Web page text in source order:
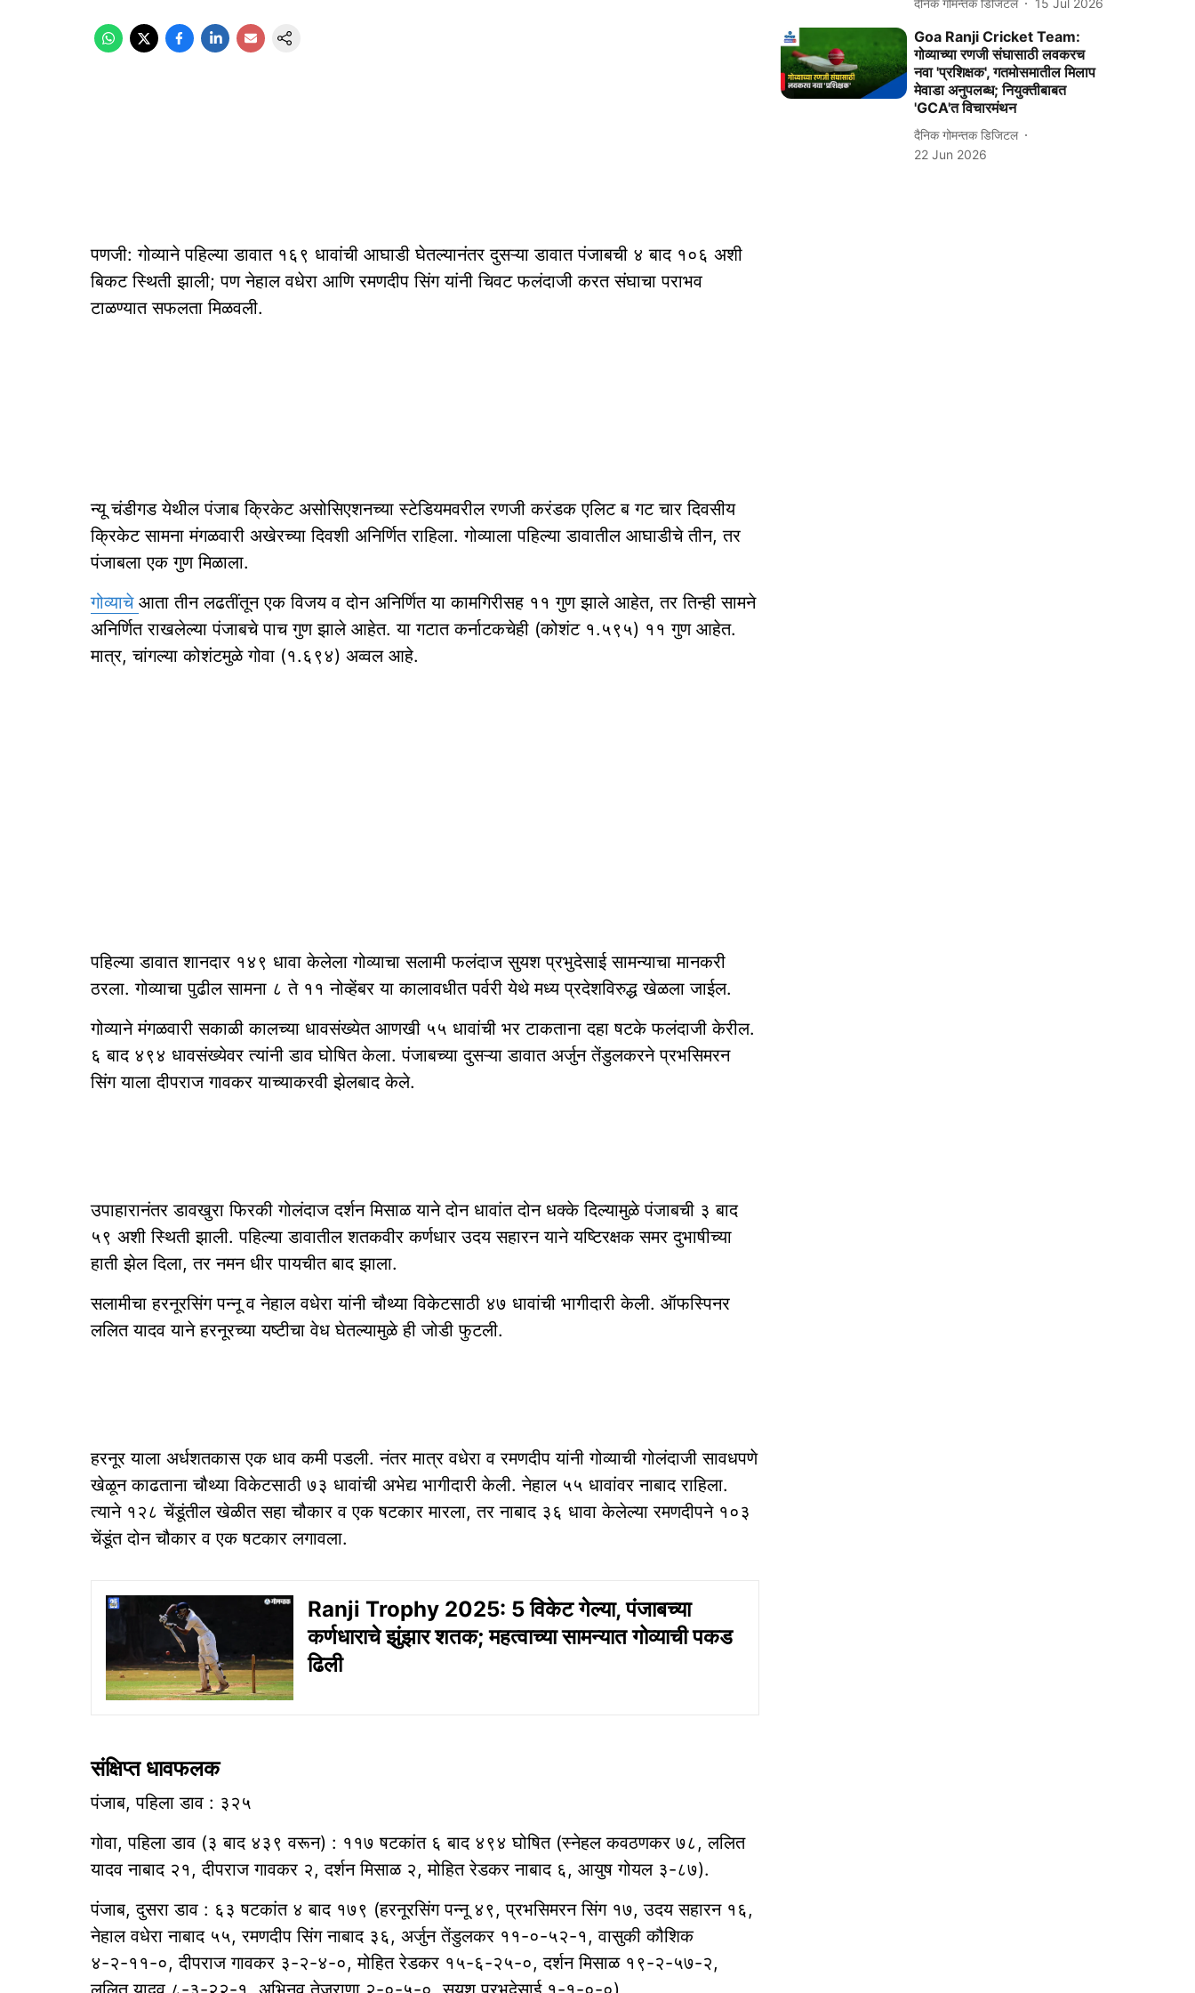
पणजी: गोव्याने पहिल्या डावात १६९ धावांची आघाडी घेतल्यानंतर दुसऱ्या डावात पंजाबची ४ बाद १०६ अशी
बिकट स्थिती झाली; पण नेहाल वधेरा आणि रमणदीप सिंग यांनी चिवट फलंदाजी करत संघाचा पराभव
टाळण्यात सफलता मिळवली.
न्यू चंडीगड येथील पंजाब क्रिकेट असोसिएशनच्या स्टेडियमवरील रणजी करंडक एलिट ब गट चार दिवसीय
क्रिकेट सामना मंगळवारी अखेरच्या दिवशी अनिर्णित राहिला. गोव्याला पहिल्या डावातील आघाडीचे तीन, तर
पंजाबला एक गुण मिळाला.
गोव्याचे आता तीन लढतींतून एक विजय व दोन अनिर्णित या कामगिरीसह ११ गुण झाले आहेत, तर तिन्ही सामने
अनिर्णित राखलेल्या पंजाबचे पाच गुण झाले आहेत. या गटात कर्नाटकचेही (कोशंट १.५९५) ११ गुण आहेत.
मात्र, चांगल्या कोशंटमुळे गोवा (१.६९४) अव्वल आहे.
पहिल्या डावात शानदार १४९ धावा केलेला गोव्याचा सलामी फलंदाज सुयश प्रभुदेसाई सामन्याचा मानकरी
ठरला. गोव्याचा पुढील सामना ८ ते ११ नोव्हेंबर या कालावधीत पर्वरी येथे मध्य प्रदेशविरुद्ध खेळला जाईल.
गोव्याने मंगळवारी सकाळी कालच्या धावसंख्येत आणखी ५५ धावांची भर टाकताना दहा षटके फलंदाजी केरील.
६ बाद ४९४ धावसंख्येवर त्यांनी डाव घोषित केला. पंजाबच्या दुसऱ्या डावात अर्जुन तेंडुलकरने प्रभसिमरन
सिंग याला दीपराज गावकर याच्याकरवी झेलबाद केले.
उपाहारानंतर डावखुरा फिरकी गोलंदाज दर्शन मिसाळ याने दोन धावांत दोन धक्के दिल्यामुळे पंजाबची ३ बाद
५९ अशी स्थिती झाली. पहिल्या डावातील शतकवीर कर्णधार उदय सहारन याने यष्टिरक्षक समर दुभाषीच्या
हाती झेल दिला, तर नमन धीर पायचीत बाद झाला.
सलामीचा हरनूरसिंग पन्नू व नेहाल वधेरा यांनी चौथ्या विकेटसाठी ४७ धावांची भागीदारी केली. ऑफस्पिनर
ललित यादव याने हरनूरच्या यष्टीचा वेध घेतल्यामुळे ही जोडी फुटली.
हरनूर याला अर्धशतकास एक धाव कमी पडली. नंतर मात्र वधेरा व रमणदीप यांनी गोव्याची गोलंदाजी सावधपणे
खेळून काढताना चौथ्या विकेटसाठी ७३ धावांची अभेद्य भागीदारी केली. नेहाल ५५ धावांवर नाबाद राहिला.
त्याने १२८ चेंडूंतील खेळीत सहा चौकार व एक षटकार मारला, तर नाबाद ३६ धावा केलेल्या रमणदीपने १०३
चेंडूंत दोन चौकार व एक षटकार लगावला.
Ranji Trophy 2025: 5 विकेट गेल्या, पंजाबच्या
कर्णधाराचे झुंझार शतक; महत्वाच्या सामन्यात गोव्याची पकड
ढिली
संक्षिप्त धावफलक
पंजाब, पहिला डाव : ३२५
गोवा, पहिला डाव (३ बाद ४३९ वरून) : ११७ षटकांत ६ बाद ४९४ घोषित (स्नेहल कवठणकर ७८, ललित
यादव नाबाद २१, दीपराज गावकर २, दर्शन मिसाळ २, मोहित रेडकर नाबाद ६, आयुष गोयल ३-८७).
पंजाब, दुसरा डाव : ६३ षटकांत ४ बाद १७९ (हरनूरसिंग पन्नू ४९, प्रभसिमरन सिंग १७, उदय सहारन १६,
नेहाल वधेरा नाबाद ५५, रमणदीप सिंग नाबाद ३६, अर्जुन तेंडुलकर ११-०-५२-१, वासुकी कौशिक
४-२-११-०, दीपराज गावकर ३-२-४-०, मोहित रेडकर १५-६-२५-०, दर्शन मिसाळ १९-२-५७-२,
Goa Ranji Cricket Team:
गोव्याच्या रणजी संघासाठी लवकरच
नवा 'प्रशिक्षक', गतमोसमातील मिलाप
मेवाडा अनुपलब्ध; नियुक्तीबाबत
'GCA'त विचारमंथन
दैनिक गोमन्तक डिजिटल
22 Jun 2026